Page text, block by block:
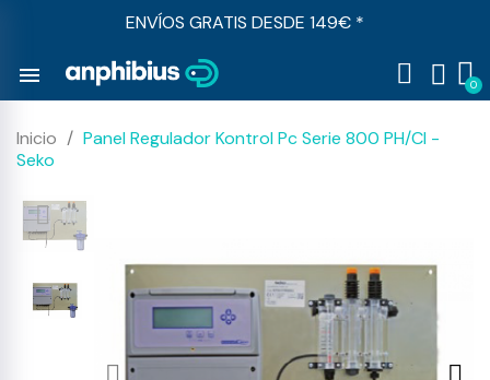
ENVÍOS GRATIS DESDE 149€ *
menu
Inicio
Panel Regulador Kontrol Pc Serie 800 PH/Cl -
Seko